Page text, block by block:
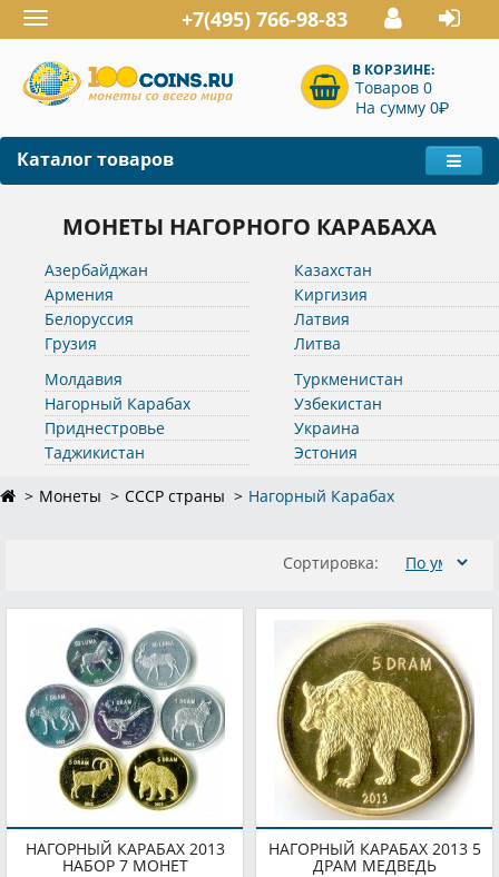
Toggle
navigation
+7(495) 766-98-83
В КОРЗИНЕ:
Товаров 0
На сумму 0P
Каталог товаров
МОНЕТЫ НАГОРНОГО КАРАБАХА
Азербайджан
Армения
Белоруссия
Грузия
Казахстан
Киргизия
Латвия
Литва
Молдавия
Нагорный Карабах
Приднестровье
Таджикистан
Туркменистан
Узбекистан
Украина
Эстония
Монеты СССР страны Нагорный Карабах
Сортировка:
НАГОРНЫЙ КАРАБАХ 2013
НАБОР 7 МОНЕТ
НАГОРНЫЙ КАРАБАХ 2013 5
ДРАМ МЕДВЕДЬ